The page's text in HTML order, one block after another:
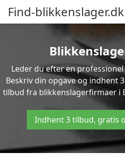
Find-blikkenslager.dk
Leder du efter en
Beskriv din opgave og indhent
tilbud fra blikkenslagerfirmaer i
Indhent 3 tilbud, gratis